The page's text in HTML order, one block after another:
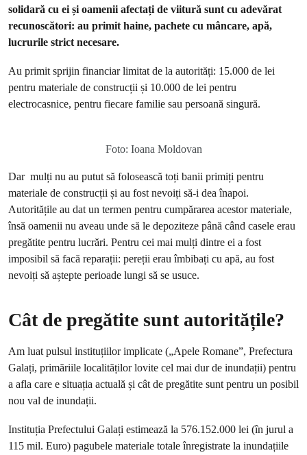
solidară cu ei și oamenii afectați de viitură sunt cu adevărat
recunoscători: au primit haine, pachete cu mâncare, apă,
lucrurile strict necesare.
Au primit sprijin financiar limitat de la autorități: 15.000 de lei
pentru materiale de construcții și 10.000 de lei pentru
electrocasnice, pentru fiecare familie sau persoană singură.
Foto: Ioana Moldovan
Dar mulți nu au putut să folosească toți banii primiți pentru
materiale de construcții și au fost nevoiți să-i dea înapoi.
Autoritățile au dat un termen pentru cumpărarea acestor materiale,
însă oamenii nu aveau unde să le depoziteze până când casele erau
pregătite pentru lucrări. Pentru cei mai mulți dintre ei a fost
imposibil să facă reparații: pereții erau îmbibați cu apă, au fost
nevoiți să aștepte perioade lungi să se usuce.
Cât de pregătite sunt autoritățile?
Am luat pulsul instituțiilor implicate („Apele Romane”, Prefectura
Galați, primăriile localităților lovite cel mai dur de inundații) pentru
a afla care e situația actuală și cât de pregătite sunt pentru un posibil
nou val de inundații.
Instituția Prefectului Galați estimează la 576.152.000 lei (în jurul a
115 mil. Euro) pagubele materiale totale înregistrate la inundațiile